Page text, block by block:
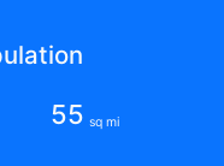
55 sq mi